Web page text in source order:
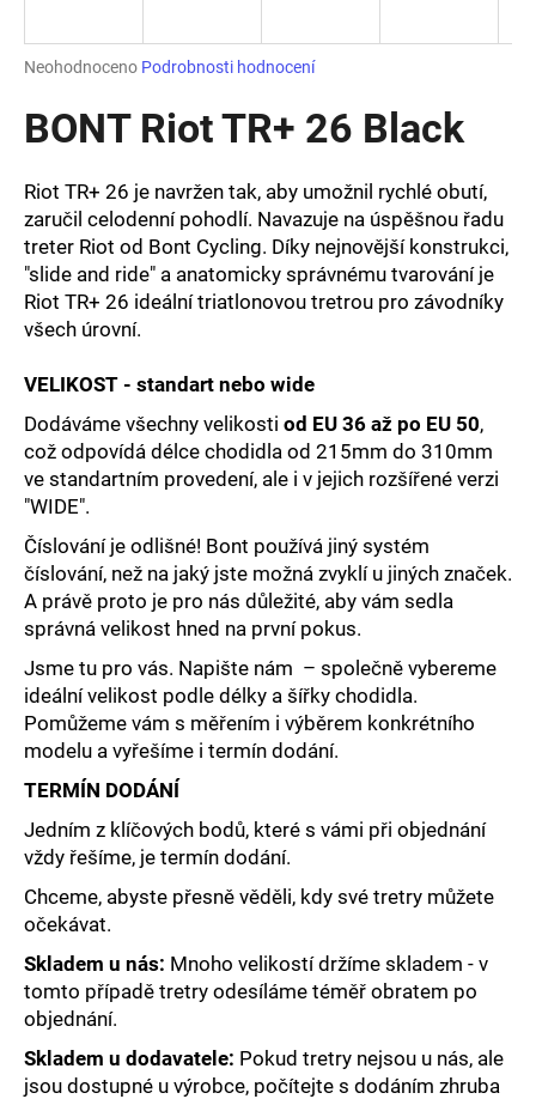
Průměrné
produktu
je
5
hvězdiček.
Neohodnoceno Podrobnosti hodnocení
BONT Riot TR+ 26 Black
Riot TR+ 26 je navržen tak, aby umožnil rychlé obutí,
zaručil celodenní pohodlí. Navazuje na úspěšnou řadu
treter Riot od Bont Cycling. Díky nejnovější konstrukci‚
"slide and ride" a anatomicky správnému tvarování je
Riot TR+ 26 ideální triatlonovou tretrou pro závodníky
všech úrovní.
VELIKOST - standart nebo wide
Dodáváme všechny velikosti od EU 36 až po EU 50,
což odpovídá délce chodidla od 215mm do 310mm
ve standartním provedení, ale i v jejich rozšířené verzi
"WIDE".
Číslování je odlišné! Bont používá jiný systém
číslování, než na jaký jste možná zvyklí u jiných značek.
A právě proto je pro nás důležité, aby vám sedla
správná velikost hned na první pokus.
Jsme tu pro vás. Napište nám – společně vybereme
ideální velikost podle délky a šířky chodidla.
Pomůžeme vám s měřením i výběrem konkrétního
modelu a vyřešíme i termín dodání.
TERMÍN DODÁNÍ
Jedním z klíčových bodů, které s vámi při objednání
vždy řešíme, je termín dodání.
Chceme, abyste přesně věděli, kdy své tretry můžete
očekávat.
Skladem u nás: Mnoho velikostí držíme skladem - v
tomto případě tretry odesíláme téměř obratem po
objednání.
Skladem u dodavatele: Pokud tretry nejsou u nás, ale
jsou dostupné u výrobce, počítejte s dodáním zhruba
j
t
HLEDAT
D
p
o
r
u
č
u
j
e
m
e
PRECISION
FUEL
AND
HYDRATION
POCKETS1500
Kč